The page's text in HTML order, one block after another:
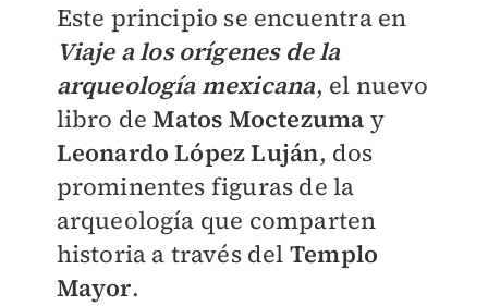
Este principio se encuentra en
Viaje a los orígenes de la
arqueología mexicana, el nuevo
libro deMatos Moctezuma y
Leonardo López Luján, dos
prominentes figuras de la
arqueología que comparten
historia a través del Templo
Mayor.